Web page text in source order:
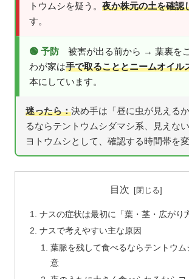
トウムシを疑う。 夜か株元の土を確認
す。
🟢 予防 被害が出る前から → 葉裏をこ
わが家は手で取ることとニームオイル
本にしています。
迷ったら：決め手は「昼に虫が見える
るならテントウムシダマシ系、見えな
ヨトウムシとして、確認する時間帯を変
目次
ナスの症状は最初に「葉・茎・広がり
ナスで考えやすい主な原因
葉脈を残して食べるならテントウム
意